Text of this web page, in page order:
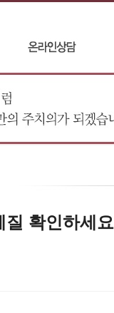
질 확인하세요